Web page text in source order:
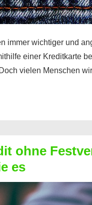
immer wichtiger und
einer Kreditkarte
vielen Menschen
ohne
es